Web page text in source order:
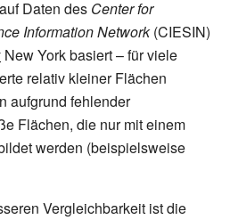
Daten des Center for
Information Network(CIESIN)
New York basiert– für viele
relativ kleiner Flächen
aufgrund fehlender
Flächen, die nur mit einem
werden (beispielsweise
Vergleichbarkeit ist die